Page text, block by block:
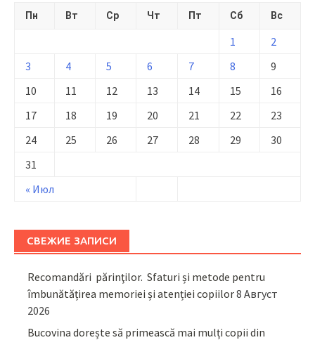
Пн Вт Ср Чт Пт Сб Вс
« Июл
1
2
3
4 5 6 7 8
9
10
11 12 13 14 15
16
17
18 19 20 21 22
23
24
25 26 27 28 29
30
31
СВЕЖИЕ ЗАПИСИ
Recomandări părinţilor. Sfaturi și metode pentru
îmbunătățirea memoriei și atenției copiilor8 Август
2026
Bucovina dorește să primească mai mulți copii din